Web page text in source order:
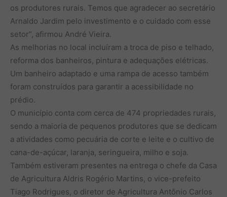
os produtores rurais. Temos que agradecer ao secretário
Arnaldo Jardim pelo investimento e o cuidado com esse
setor”, afirmou André Vieira.
As melhorias no local incluíram a troca de piso e telhado,
reforma dos banheiros, pintura e adequações elétricas.
Um banheiro adaptado e uma rampa de acesso também
foram construídos para garantir a acessibilidade no
prédio.
O município conta com cerca de 474 propriedades rurais,
sendo a maioria de pequenos produtores que se dedicam
a atividades como pecuária de corte e leite e o cultivo de
cana-de-açúcar, laranja, seringueira, milho e soja.
Também estiveram presentes na entrega o chefe da Casa
de Agricultura Aldris Rogério Martins, o vice-prefeito
Tiago Rodrigues, o diretor de Agricultura Antônio Carlos